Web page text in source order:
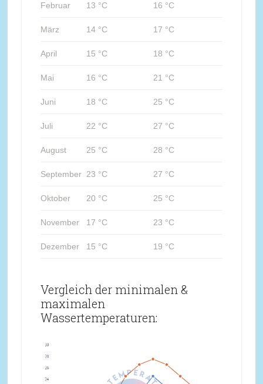
Februar 13 °C 16 °C
März 14 °C 17 °C
April 15 °C 18 °C
Mai 16 °C 21 °C
Juni 18 °C 25 °C
Juli 22 °C 27 °C
August 25 °C 28 °C
September 23 °C 27 °C
Oktober 20 °C 25 °C
November 17 °C 23 °C
Dezember 15 °C 19 °C
Vergleich der minimalen &
maximalen
Wassertemperaturen: